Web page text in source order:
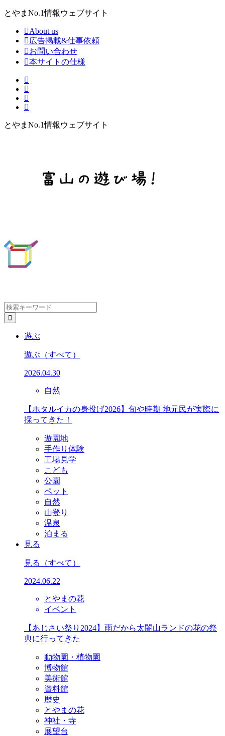
とやまNo.1情報ウェブサイト
About us
広告掲載&仕事依頼
お問い合わせ
本サイトの仕様
とやまNo.1情報ウェブサイト
遊ぶ
遊ぶ （すべて）
2026.04.30
自然
【ホタルイカの身投げ2026】旬や時期 地元民が実際に
採ってきた！
遊園地
手作り体験
工場見学
こども
公園
ペット
自然
山登り
温泉
泊まる
見る
見る （すべて）
2024.06.22
とやまの花
イベント
【あじさい祭り2024】雨だから太閤山ランドの花の祭
典に行ってきた
動物園・植物園
博物館
美術館
資料館
歴史
とやまの花
神社・寺
展望台